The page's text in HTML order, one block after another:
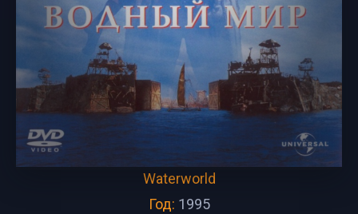
Waterworld
Год: 1995